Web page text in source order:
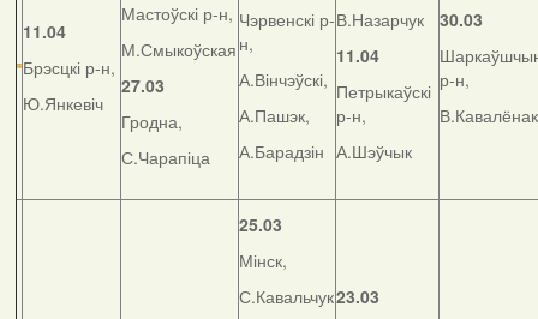
11.04
Брэсцкі р-н,
Ю.Янкевіч
Мастоўскі р-н,
М.Смыкоўская
27.03
Гродна,
С.Чарапіца
Чэрвенскі р-
н,
А.Вінчэўскі,
А.Пашэк,
А.Барадзін
В.Назарчук
11.04
Петрыкаўскі
р-н,
А.Шэўчык
30.03
р-н,
В.Кавалёнак
25.03
Мінск,
С.Кавальчук23.03